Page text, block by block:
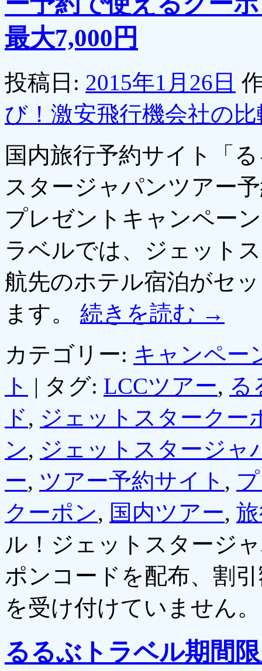
最大7,000円
投稿日: 2015年1月26日
び！激安飛行機会社の
国内旅行予約サイト「
スタージャパンツアー
プレゼントキャンペー
ラベルでは、ジェット
航先のホテル宿泊がセ
ます。 続きを読む →
カテゴリー: キャンペー
ト | タグ: LCCツアー, る
ド, ジェットスタークー
ン, ジェットスタージャ
ー, ツアー予約サイト ,
クーポン, 国内ツアー,
ル！ジェットスタージ
ポンコードを配布、割
を受け付けていません。
るるぶトラベル期間